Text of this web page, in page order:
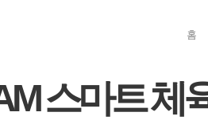
홈
스마트 체